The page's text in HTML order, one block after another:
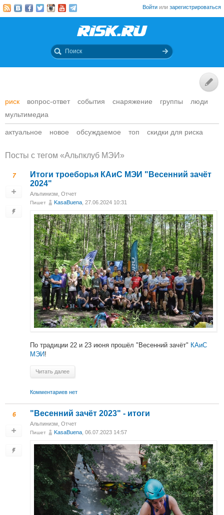
Войти или зарегистрироваться
риск вопрос-ответ события снаряжение группы
люди
мультимедиа
актуальное новое обсуждаемое топ скидки для риска
Посты c тегом «Альпклуб МЭИ»
7
Итоги троеборья КАиС МЭИ "Весенний зачёт
2024"
Альпинизм Отчет
Пишет KasaBuena , 27.06.2024 10:31
По традиции 22 и 23 июня прошёл "Весенний зачёт" КАиС
МЭИ!
Читать далее
Комментариев нет
6 "Весенний зачёт 2023" - итоги
Альпинизм Отчет
Пишет KasaBuena , 06.07.2023 14:57